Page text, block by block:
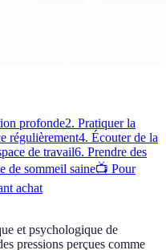
profonde2. Pratiquer la
régulièrement4. Écouter de la
de travail6. Prendre des
de sommeil saine📺 Pour
achat
et psychologique de
pressions perçues comme